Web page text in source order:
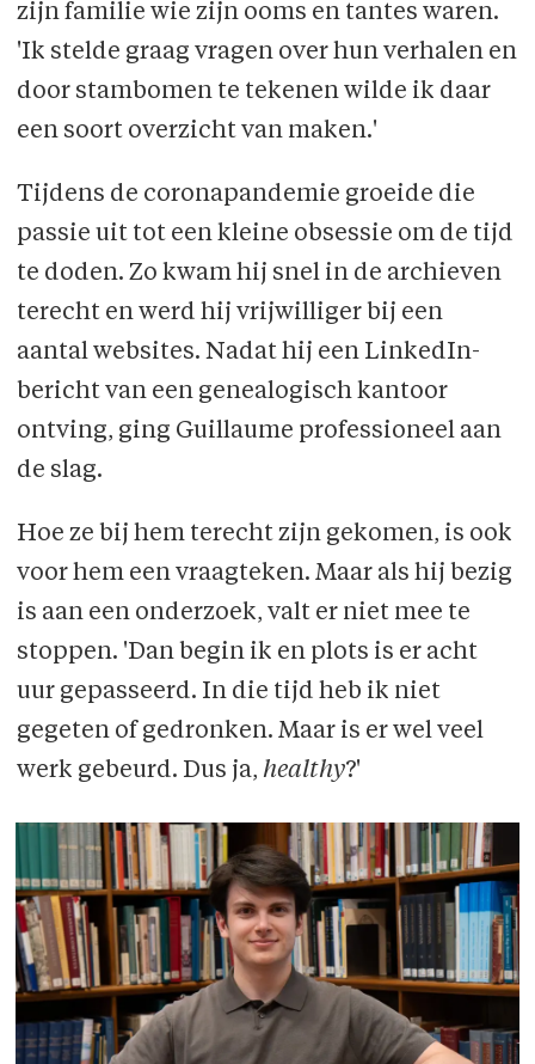
zijn familie wie zijn ooms en tantes waren.
'Ik stelde graag vragen over hun verhalen en
door stambomen te tekenen wilde ik daar
een soort overzicht van maken.'
Tijdens de coronapandemie groeide die
passie uit tot een kleine obsessie om de tijd
te doden. Zo kwam hij snel in de archieven
terecht en werd hij vrijwilliger bij een
aantal websites. Nadat hij een LinkedIn-
bericht van een genealogisch kantoor
ontving, ging Guillaume professioneel aan
de slag.
Hoe ze bij hem terecht zijn gekomen, is ook
voor hem een vraagteken. Maar als hij bezig
is aan een onderzoek, valt er niet mee te
stoppen. 'Dan begin ik en plots is er acht
uur gepasseerd. In die tijd heb ik niet
gegeten of gedronken. Maar is er wel veel
werk gebeurd. Dus ja, healthy?'